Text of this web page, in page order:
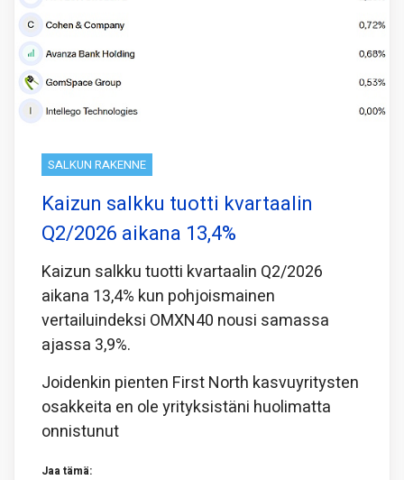
SALKUN RAKENNE
Kaizun salkku tuotti kvartaalin
Q2/2026 aikana 13,4%
Kaizun salkku tuotti kvartaalin Q2/2026
aikana 13,4% kun pohjoismainen
vertailuindeksi OMXN40 nousi samassa
ajassa 3,9%.
Joidenkin pienten First North kasvuyritysten
osakkeita en ole yrityksistäni huolimatta
onnistunut
Jaa tämä: